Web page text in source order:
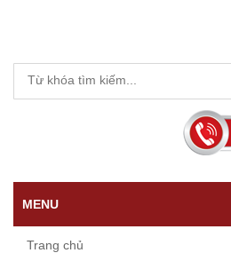
MENU
Trang chủ